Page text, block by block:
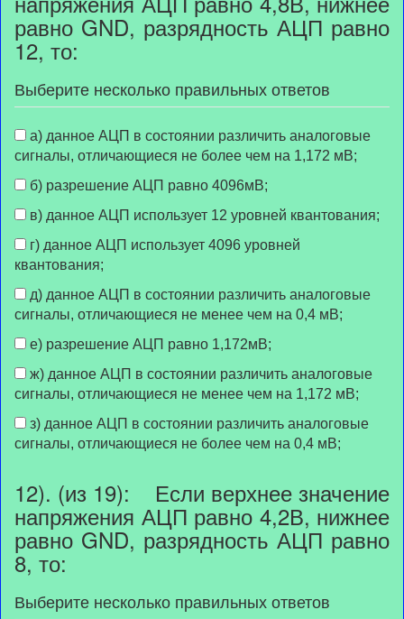
равно GND, разрядность АЦП равно
12, то:
Выберите несколько правильных ответов
сигналы, отличающиеся не более чем на 1,172 мВ;
б) разрешение АЦП равно 4096мВ;
в) данное АЦП использует 12 уровней квантования;
квантования;
сигналы, отличающиеся не менее чем на 0,4 мВ;
е) разрешение АЦП равно 1,172мВ;
сигналы, отличающиеся не менее чем на 1,172 мВ;
сигналы, отличающиеся не более чем на 0,4 мВ;
12). (из 19): Если верхнее значение
напряжения АЦП равно 4,2В, нижнее
равно GND, разрядность АЦП равно
8, то:
Выберите несколько правильных ответов